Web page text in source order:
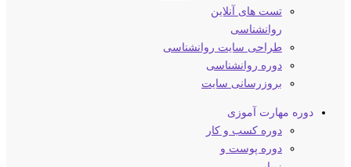
تست های آنلاین
روانشناسی
طراحی سایت روانشناسی
دوره روانشناسی
بروزرسانی سایت
دوره مهارت آموزی
دوره کسب و کار
دوره پوست و